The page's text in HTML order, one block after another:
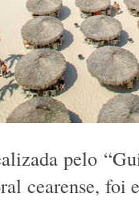
pelo
cearense, foi